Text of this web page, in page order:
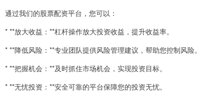
通过我们的股票配资平台，您可以：
* **放大收益：**杠杆操作放大投资收益，提升收益率。
* **降低风险：**专业团队提供风险管理建议，帮助您控制风险。
* **把握机会：**及时抓住市场机会，实现投资目标。
* **无忧投资：**安全可靠的平台保障您的投资无忧。